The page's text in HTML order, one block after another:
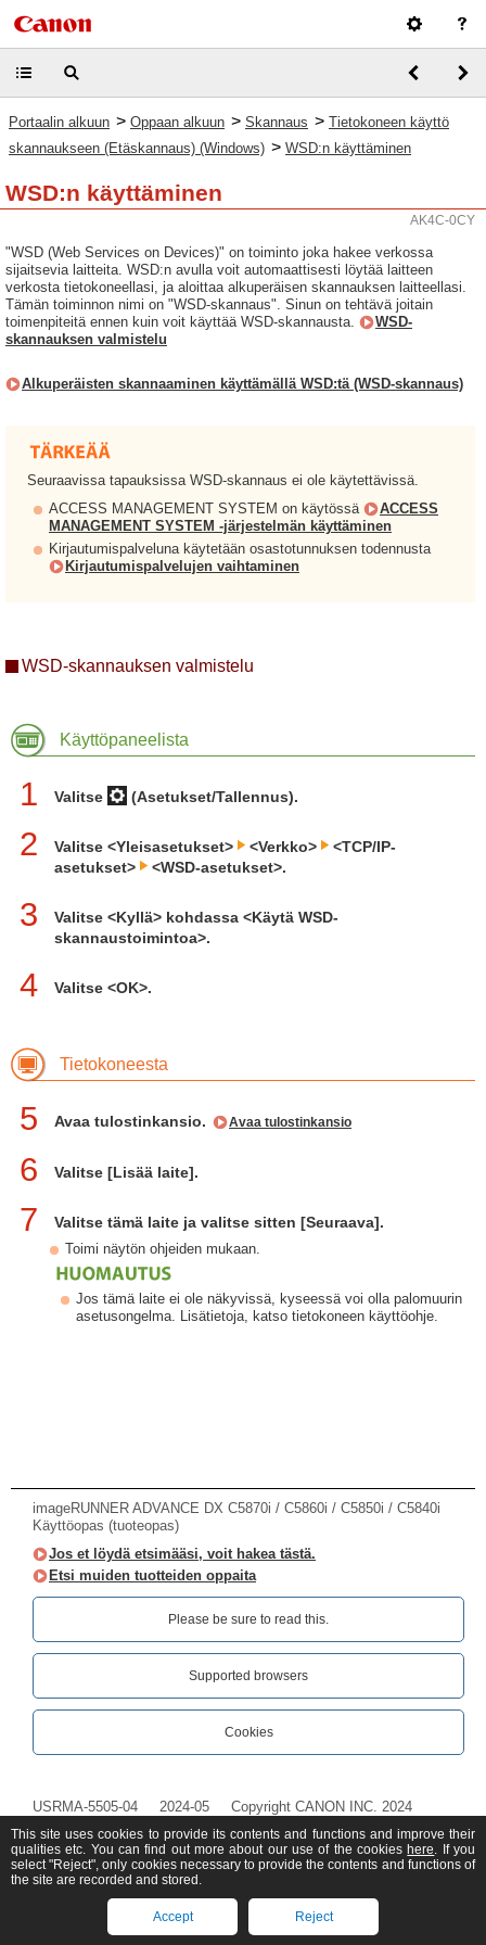
Portaalin alkuun > Oppaan alkuun > Skannaus > Tietokoneen käyttö
skannaukseen (Etäskannaus) (Windows) > WSD:n käyttäminen
WSD:n käyttäminen
AK4C-0CY
"WSD (Web Services on Devices)" on toiminto joka hakee verkossa
sijaitsevia laitteita. WSD:n avulla voit automaattisesti löytää laitteen
verkosta tietokoneellasi, ja aloittaa alkuperäisen skannauksen laitteellasi.
Tämän toiminnon nimi on "WSD-skannaus". Sinun on tehtävä joitain
toimenpiteitä ennen kuin voit käyttää WSD-skannausta.
WSD-
skannauksen valmistelu
Alkuperäisten skannaaminen käyttämällä WSD:tä (WSD-skannaus)
Seuraavissa tapauksissa WSD-skannaus ei ole käytettävissä.
ACCESS MANAGEMENT SYSTEM on käytössä
ACCESS
MANAGEMENT SYSTEM -järjestelmän käyttäminen
Kirjautumispalveluna käytetään osastotunnuksen todennusta
Kirjautumispalvelujen vaihtaminen
WSD-skannauksen valmistelu
Käyttöpaneelista
1 Valitse (Asetukset/Tallennus).
2 Valitse <Yleisasetukset> <Verkko>
<TCP/IP-
asetukset>
<WSD-asetukset>.
3
Valitse <Kyllä> kohdassa <Käytä WSD-
skannaustoimintoa>.
4 Valitse <OK>.
Tietokoneesta
5 Avaa tulostinkansio. Avaa tulostinkansio
6 Valitse [Lisää laite].
7 Valitse tämä laite ja valitse sitten [Seuraava].
Toimi näytön ohjeiden mukaan.
Jos tämä laite ei ole näkyvissä, kyseessä voi olla palomuurin
asetusongelma. Lisätietoja, katso tietokoneen käyttöohje.
imageRUNNER ADVANCE DX C5870i / C5860i / C5850i / C5840i
Käyttöopas (tuoteopas)
Jos et löydä etsimääsi, voit hakea tästä.
Etsi muiden tuotteiden oppaita
Please be sure to read this.‎
Supported browsers
Cookies
USRMA-5505-04 2024-05 Copyright CANON INC. 2024
This site uses cookies to provide its contents and functions and improve their
qualities etc. You can find out more about our use of the cookies here. If you
select "Reject", only cookies necessary to provide the contents and functions of
the site are recorded and stored.
Accept Reject